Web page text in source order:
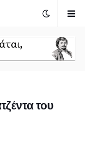
του